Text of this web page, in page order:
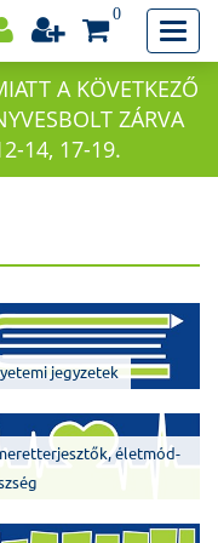
0
A KÖVETKEZŐ
ZÁRVA
14, 17-19.
jegyzetek
életmód-